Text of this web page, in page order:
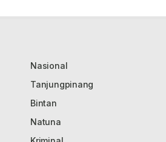
Nasional
Tanjungpinang
Bintan
Natuna